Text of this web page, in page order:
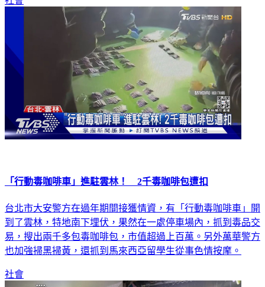
「行動毒咖啡車」進駐雲林！ 2千毒咖啡包遭扣
台北市大安警方在過年期間接獲情資，有「行動毒咖啡車」開
到了雲林，特地南下埋伏，果然在一處停車場內，抓到毒品交
易，搜出兩千多包毒咖啡包，市值超過上百萬。另外萬華警方
也加強掃黑掃黃，還抓到馬來西亞留學生從事色情按摩。
社會